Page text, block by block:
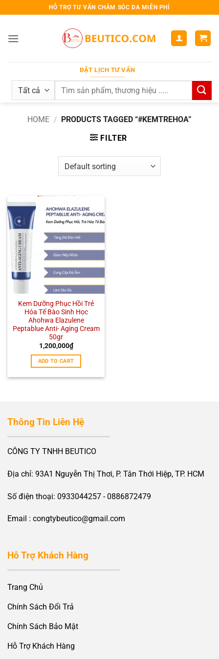
qua
dung
HỖ TRỢ TƯ VẤN CHĂM SÓC DA MIỄN PHÍ
ĐẶT LỊCH TƯ VẤN
Search
HOME / PRODUCTS TAGGED “#KEMTREHOA”
FILTER
Kem Dưỡng Phục Hồi Trẻ
Hóa Tế Bào Sinh Học
Ahohwa Elazulene
Peptablue Anti- Aging Cream
50gr
1,200,000₫
ADD TO CART
Thông Tin Liên Hệ
CÔNG TY TNHH BEUTICO
Địa chỉ: 93A1 Nguyễn Thị Thơi, P. Tân Thới Hiệp, TP. HCM
Số điện thoại: 0933044257 - 0886872479
Email : congtybeutico@gmail.com
Hỗ Trợ Khách Hàng
Trang Chủ
Chính Sách Đổi Trả
Chính Sách Bảo Mật
Hỗ Trợ Khách Hàng